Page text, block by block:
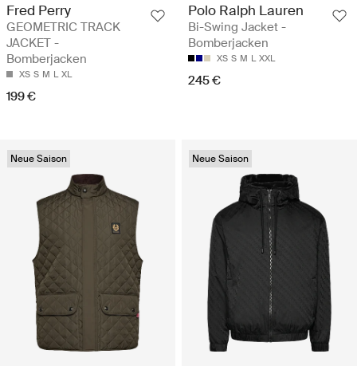
Fred Perry
GEOMETRIC TRACK
JACKET -
Bomberjacken
XS S M L XL
199 €
Polo Ralph Lauren
Bi-Swing Jacket -
Bomberjacken
XS S M L XXL
245 €
Neue Saison Neue Saison